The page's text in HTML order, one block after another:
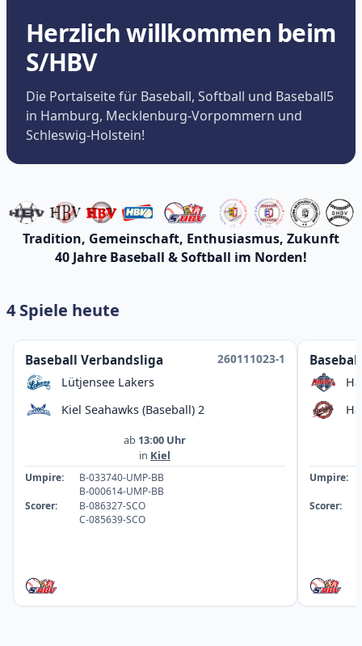
Herzlich willkommen beim
S/HBV
Die Portalseite für Baseball, Softball und Baseball5
in Hamburg, Mecklenburg-Vorpommern und
Schleswig-Holstein!
Tradition, Gemeinschaft, Enthusiasmus, Zukunft
40 Jahre Baseball & Softball im Norden!
4 Spiele heute
Baseball Verbandsliga
260111023-1
Lütjensee Lakers
Kiel Seahawks (Baseball) 2
ab 13:00 Uhr
in Kiel
Umpire:
B-033740-UMP-BB
B-000614-UMP-BB
Scorer:
B-086327-SCO
C-085639-SCO
Umpire:
Scorer: